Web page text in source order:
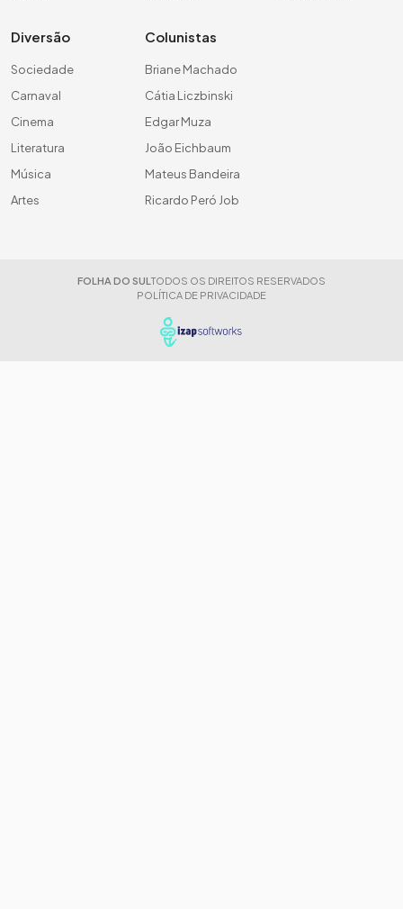
Diversão
Sociedade
Carnaval
Cinema
Literatura
Música
Artes
Colunistas
Briane Machado
Cátia Liczbinski
Edgar Muza
João Eichbaum
Mateus Bandeira
Ricardo Peró Job
FOLHA DO SUL TODOS OS DIREITOS RESERVADOS
POLÍTICA DE PRIVACIDADE